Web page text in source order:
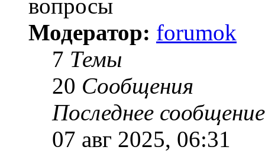
вопросы
Модератор: forumok
7 Темы
20 Сообщения
Последнее сообщение
07 авг 2025, 06:31